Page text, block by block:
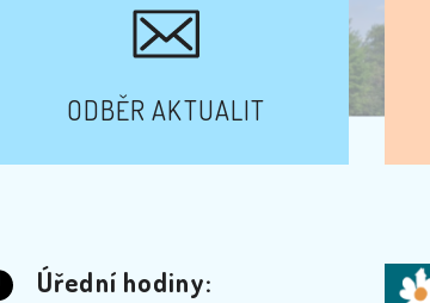
ODBĚR AKTUALIT
Úřední hodiny: